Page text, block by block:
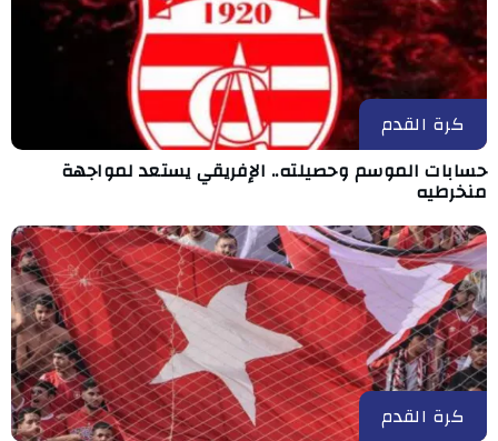
كرة القدم
حسابات الموسم وحصيلته.. الإفريقي يستعد لمواجهة
منخرطيه
كرة القدم